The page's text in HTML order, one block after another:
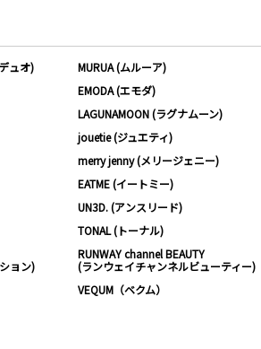
ュオ)
MURUA (ムルーア)
EMODA (エモダ)
LAGUNAMOON (ラグナムーン)
jouetie (ジュエティ)
merry jenny (メリージェニー)
EATME (イートミー)
UN3D. (アンスリード)
TONAL (トーナル)
ョン)
RUNWAY channel BEAUTY
(ランウェイチャンネルビューティー)
VEQUM（ベクム）